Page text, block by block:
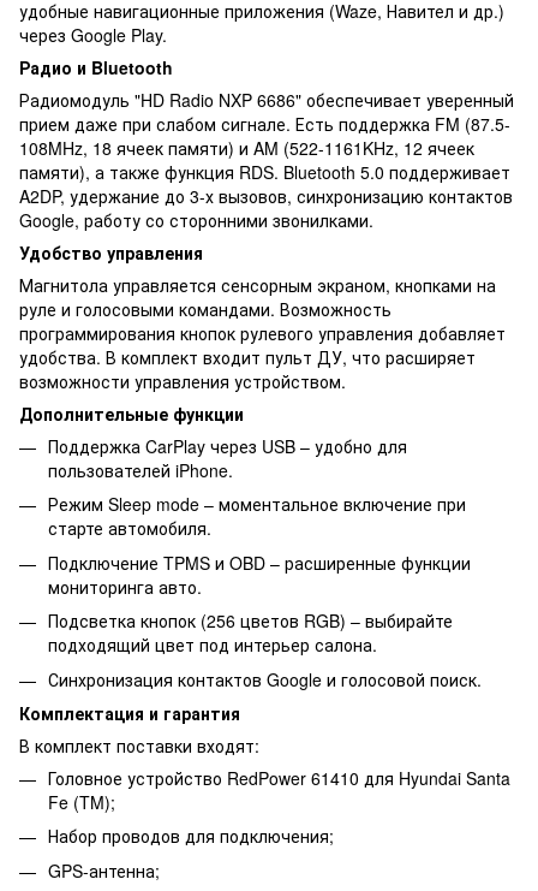
удобные навигационные приложения (Waze, Навител и др.)
через Google Play.
Радио и Bluetooth
Радиомодуль "HD Radio NXP 6686" обеспечивает уверенный
прием даже при слабом сигнале. Есть поддержка FM (87.5-
108MHz, 18 ячеек памяти) и AM (522-1161KHz, 12 ячеек
памяти), а также функция RDS. Bluetooth 5.0 поддерживает
A2DP, удержание до 3-х вызовов, синхронизацию контактов
Google, работу со сторонними звонилками.
Удобство управления
Магнитола управляется сенсорным экраном, кнопками на
руле и голосовыми командами. Возможность
программирования кнопок рулевого управления добавляет
удобства. В комплект входит пульт ДУ, что расширяет
возможности управления устройством.
Дополнительные функции
Поддержка CarPlay через USB – удобно для
пользователей iPhone.
Режим Sleep mode – моментальное включение при
старте автомобиля.
Подключение TPMS и OBD – расширенные функции
мониторинга авто.
Подсветка кнопок (256 цветов RGB) – выбирайте
подходящий цвет под интерьер салона.
Синхронизация контактов Google и голосовой поиск.
Комплектация и гарантия
В комплект поставки входят:
Головное устройство RedPower 61410 для Hyundai Santa
Fe (TM);
Набор проводов для подключения;
GPS-антенна;